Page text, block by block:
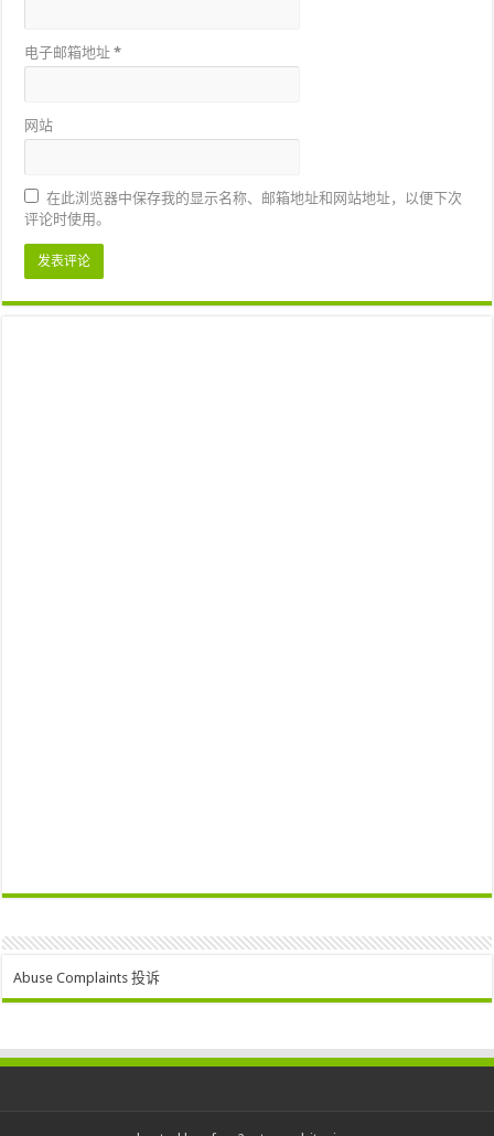
电子邮箱地址*
网站
在此浏览器中保存我的显示名称、邮箱地址和网站地址，以便下次
评论时使用。
Abuse Complaints 投诉